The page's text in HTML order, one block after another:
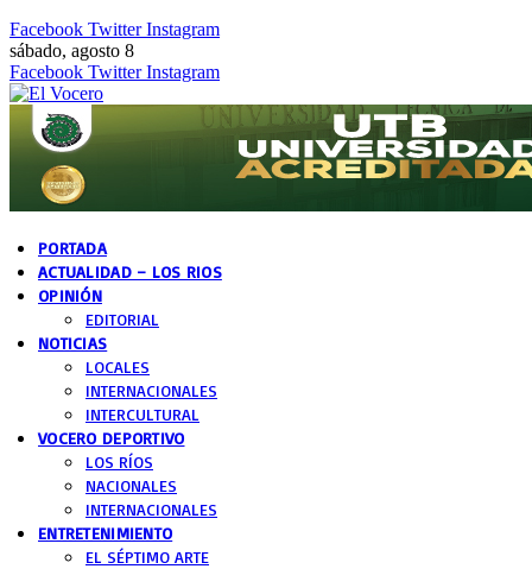
Facebook Twitter Instagram
sábado, agosto 8
Facebook Twitter Instagram
PORTADA
ACTUALIDAD – LOS RIOS
OPINIÓN
EDITORIAL
NOTICIAS
LOCALES
INTERNACIONALES
INTERCULTURAL
VOCERO DEPORTIVO
LOS RÍOS
NACIONALES
INTERNACIONALES
ENTRETENIMIENTO
EL SÉPTIMO ARTE